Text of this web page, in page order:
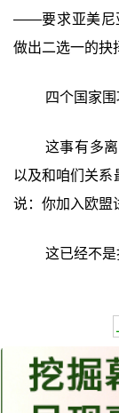
——要求亚美尼
做出二选一的抉
四个国家围
这事有多
以及和咱们关系
说：你加入欧盟
这已经不是